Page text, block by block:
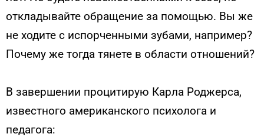
откладывайте обращение за помощью. Вы же
не ходите с испорченными зубами, например?
Почему же тогда тянете в области отношений?
В завершении процитирую Карла Роджерса,
известного американского психолога и
педагога: